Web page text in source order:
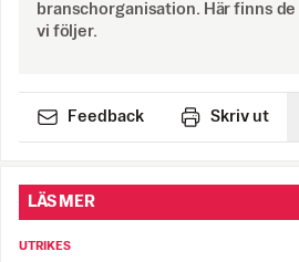
branschorganisation. Här finns de
vi följer.
Feedback Skriv ut
LÄS MER
UTRIKES